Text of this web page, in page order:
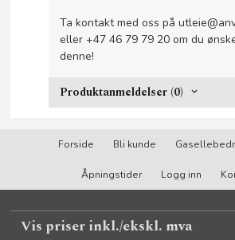
Ta kontakt med oss på
eller +47 46 79 79 20 om du
denne!
Produktanmeldelser (0)
Forside Bli kunde
Åpningstider Logg inn
Vis priser inkl./ekskl. mva